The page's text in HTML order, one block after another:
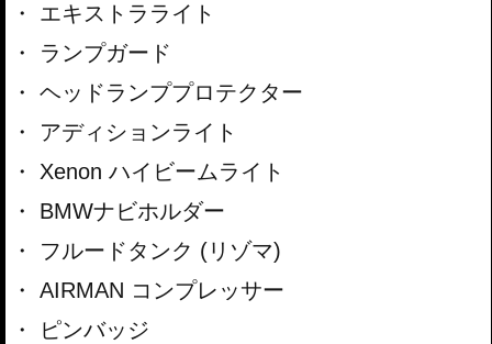
エキストラライト
ランプガード
ヘッドランププロテクター
アディションライト
Xenon ハイビームライト
BMWナビホルダー
フルードタンク (リゾマ)
AIRMAN コンプレッサー
ピンバッジ